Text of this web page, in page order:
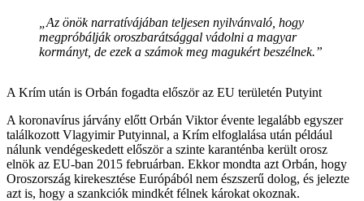
„Az önök narratívájában teljesen nyilvánvaló, hogy
megpróbálják oroszbarátsággal vádolni a magyar
kormányt, de ezek a számok meg magukért beszélnek.”
A Krím után is Orbán fogadta először az EU területén Putyint
A koronavírus járvány előtt Orbán Viktor évente legalább egyszer
találkozott Vlagyimir Putyinnal, a Krím elfoglalása után például
nálunk vendégeskedett először a szinte karanténba került orosz
elnök az EU-ban 2015 februárban. Ekkor mondta azt Orbán, hogy
Oroszország kirekesztése Európából nem észszerű dolog, és jelezte
azt is, hogy a szankciók mindkét félnek károkat okoznak.